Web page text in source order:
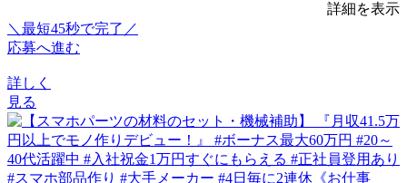
詳細を表示
＼最短45秒で完了／
応募へ進む
詳しく
見る